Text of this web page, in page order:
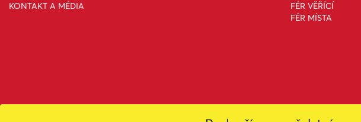
KONTAKT A MÉDIA
FÉR VĚŘÍCÍ
FÉR MÍSTA